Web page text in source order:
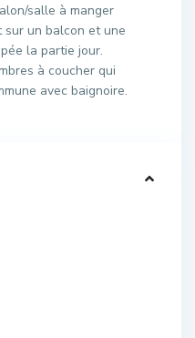
salle à manger
sur un balcon et une
la partie jour.
à coucher qui
avec baignoire.